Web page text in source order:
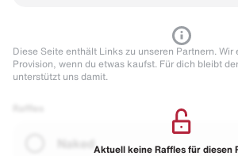
Diese Seite enthält Links zu unseren Partnern. Wir
Provision, wenn du etwas kaufst. Für dich bleibt
unterstützt uns damit.
Naked Aktuell keine Raffles für diesen